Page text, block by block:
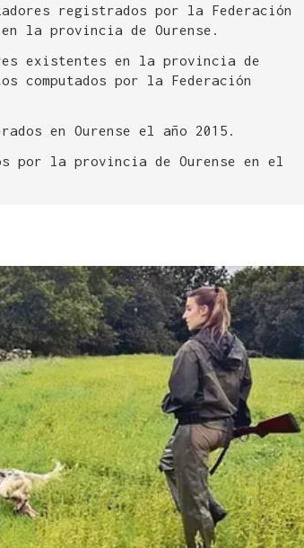
registrados por la Federación
la provincia de Ourense.
existentes en la provincia de
computados por la Federación
en Ourense el año 2015.
por la provincia de Ourense en el